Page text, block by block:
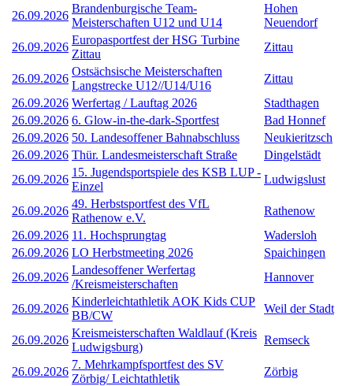
26.09.2026
Brandenburgische Team-
Meisterschaften U12 und U14
Hohen
Neuendorf
26.09.2026
Europasportfest der HSG Turbine
Zittau
Zittau
26.09.2026
Ostsächsische Meisterschaften
Langstrecke U12//U14/U16
Zittau
26.09.2026 Werfertag / Lauftag 2026
Stadthagen
26.09.2026 6. Glow-in-the-dark-Sportfest
Bad Honnef
26.09.2026 50. Landesoffener Bahnabschluss
Neukieritzsch
26.09.2026 Thür. Landesmeisterschaft Straße
Dingelstädt
26.09.2026
15. Jugendsportspiele des KSB LUP -
Einzel
Ludwigslust
26.09.2026
49. Herbstsportfest des VfL
Rathenow e.V.
Rathenow
26.09.2026 11. Hochsprungtag
Wadersloh
26.09.2026 LO Herbstmeeting 2026
Spaichingen
26.09.2026
Landesoffener Werfertag
/Kreismeisterschaften
Hannover
26.09.2026
Kinderleichtathletik AOK Kids CUP
BB/CW
Weil der Stadt
26.09.2026
Kreismeisterschaften Waldlauf (Kreis
Ludwigsburg)
Remseck
26.09.2026
7. Mehrkampfsportfest des SV
Zörbig/ Leichtathletik
Zörbig